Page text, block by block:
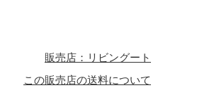
販売店：リビングート
この販売店の送料について